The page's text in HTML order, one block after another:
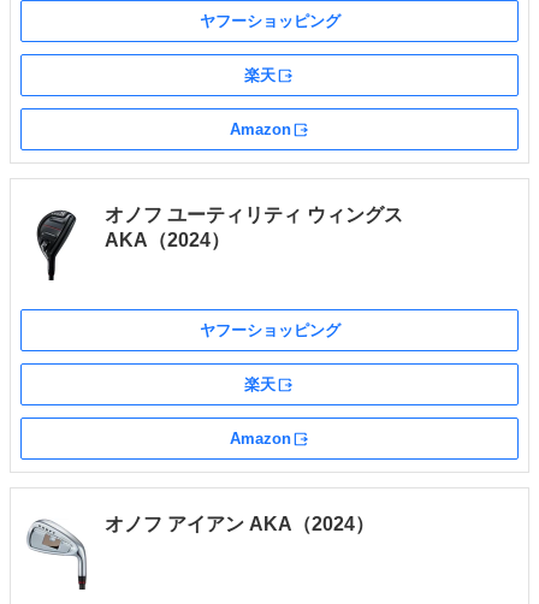
ヤフーショッピング
楽天
Amazon
オノフ ユーティリティ ウィングス
AKA（2024）
ヤフーショッピング
楽天
Amazon
オノフ アイアン AKA（2024）